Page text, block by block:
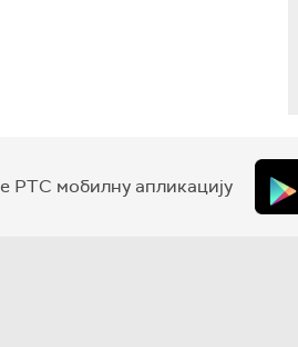
РТС мобилну апликацију